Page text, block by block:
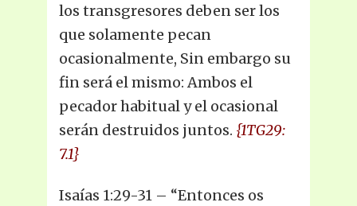
los transgresores deben ser los
que solamente pecan
ocasionalmente, Sin embargo su
fin será el mismo: Ambos el
pecador habitual y el ocasional
serán destruidos juntos. {1TG29:
7.1}
Isaías 1:29-31 – “Entonces os